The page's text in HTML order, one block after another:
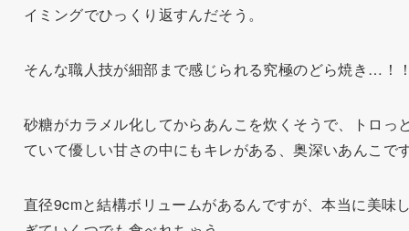
イミングでひっくり返すんだそう。
そんな職人技が細部まで感じられる究極のどら焼き…！
砂糖がカラメル化してからあんこを炊くそうで、トロっ
ていて優しい甘さの中にもキレがある、奥深いあんこで
直径9cmと結構ボリュームがあるんですが、本当に美味